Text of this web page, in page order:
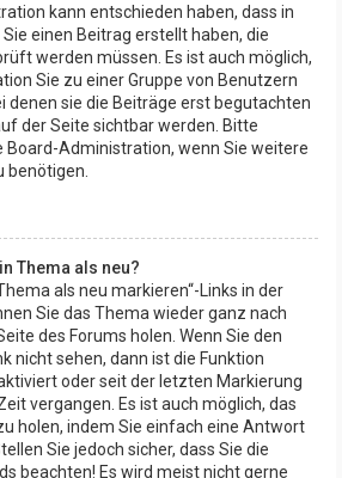
kann entschieden haben, dass in
einen Beitrag erstellt haben, die
werden müssen. Es ist auch möglich,
Sie zu einer Gruppe von Benutzern
denen sie die Beiträge erst begutachten
der Seite sichtbar werden. Bitte
Board-Administration, wenn Sie weitere
Thema als neu?
als neu markieren“-Links in der
Sie das Thema wieder ganz nach
des Forums holen. Wenn Sie den
nicht sehen, dann ist die Funktion
oder seit der letzten Markierung
vergangen. Es ist auch möglich, das
holen, indem Sie einfach eine Antwort
Sie jedoch sicher, dass Sie die
beachten! Es wird meist nicht gerne